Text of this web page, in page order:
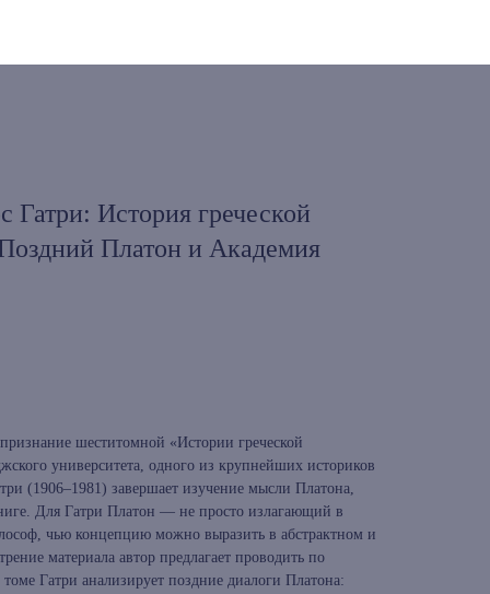
Гатри: История греческой
Платон и Академия
шеститомной «Истории греческой
университета, одного из крупнейших историков
(1906–1981) завершает изучение мысли Платона,
Для Гатри Платон — не просто излагающий в
чью концепцию можно выразить в абстрактном и
материала автор предлагает проводить по
Гатри анализирует поздние диалоги Платона: